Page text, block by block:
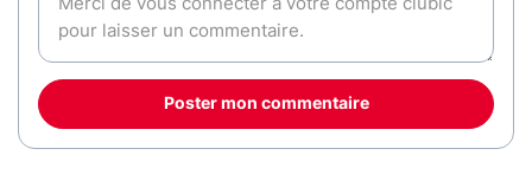
Poster mon commentaire